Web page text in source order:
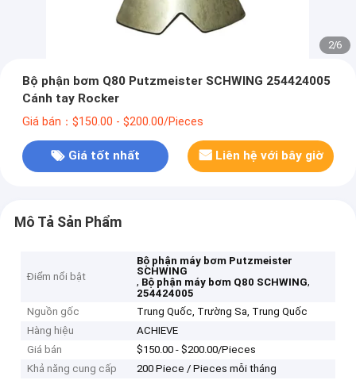
2/6
Bộ phận bơm Q80 Putzmeister SCHWING 254424005
Cánh tay Rocker
Giá bán：$150.00 - $200.00/Pieces
Giá tốt nhất Liên hệ với bây giờ
Mô Tả Sản Phẩm
Điểm nổi bật
Bộ phận máy bơm Putzmeister
SCHWING
, Bộ phận máy bơm Q80 SCHWING,
254424005
Nguồn gốc
Trung Quốc, Trường Sa, Trung Quốc
Hàng hiệu
ACHIEVE
Giá bán
$150.00 - $200.00/Pieces
Khả năng cung cấp
200 Piece / Pieces mỗi tháng